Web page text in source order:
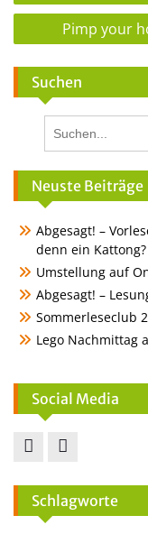
Pimp your
Suchen
Neuste Beiträge
Abgesagt! –
denn ein Kattong?
Umstellung auf
Abgesagt! –
Sommerleseclub
Lego Nachmittag
Social Media
Schlagworte